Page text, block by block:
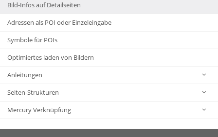
Bild-Infos auf Detailseiten
Adressen als POI oder Einzeleingabe
Symbole für POIs
Optimiertes laden von Bildern
Anleitungen
Seiten-Strukturen
Mercury Verknüpfung